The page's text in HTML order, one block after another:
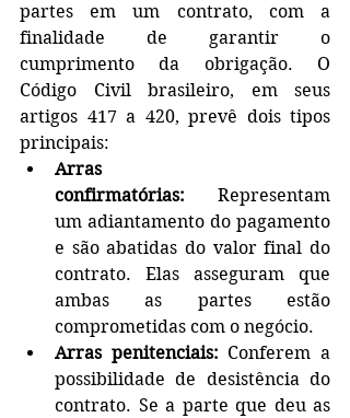
partes em um contrato, com a
finalidade de garantir o
cumprimento da obrigação. O
Código Civil brasileiro, em seus
artigos 417 a 420, prevê dois tipos
principais:
Arras
confirmatórias: Representam
um adiantamento do pagamento
e são abatidas do valor final do
contrato. Elas asseguram que
ambas as partes estão
comprometidas com o negócio.
Arras penitenciais: Conferem a
possibilidade de desistência do
contrato. Se a parte que deu as